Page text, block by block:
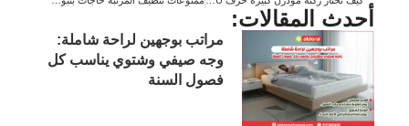
أحدث المقالات:
مراتب بوجهين لراحة شاملة:
وجه صيفي وشتوي يناسب كل
فصول السنة